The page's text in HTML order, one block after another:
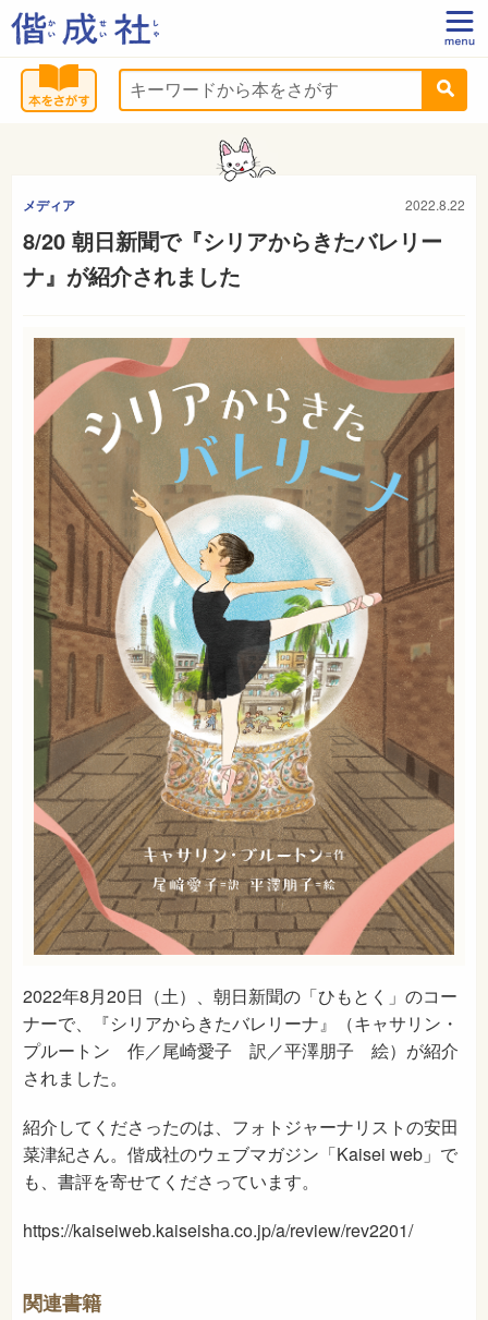
メディア 2022.8.22
8/20 朝日新聞で『シリアからきたバレリー
ナ』が紹介されました
2022年8月20日（土）、朝日新聞の「ひもとく」のコー
ナーで、『シリアからきたバレリーナ』（キャサリン・
プルートン 作／尾崎愛子 訳／平澤朋子 絵）が紹介
されました。
紹介してくださったのは、フォトジャーナリストの安田
菜津紀さん。偕成社のウェブマガジン「Kaisei web」で
も、書評を寄せてくださっています。
https://kaiseiweb.kaiseisha.co.jp/a/review/rev2201/
関連書籍